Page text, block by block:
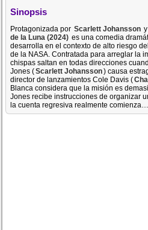
Sinopsis
Protagonizada por Scarlett Johansson y
de la Luna (2024) es una comedia
desarrolla en el contexto de alto riesgo
de la NASA. Contratada para arreglar la
chispas saltan en todas direcciones
Jones (Scarlett Johansson) causa
director de lanzamientos Cole Davis (
Blanca considera que la misión es
Jones recibe instrucciones de organizar
la cuenta regresiva realmente comienza…